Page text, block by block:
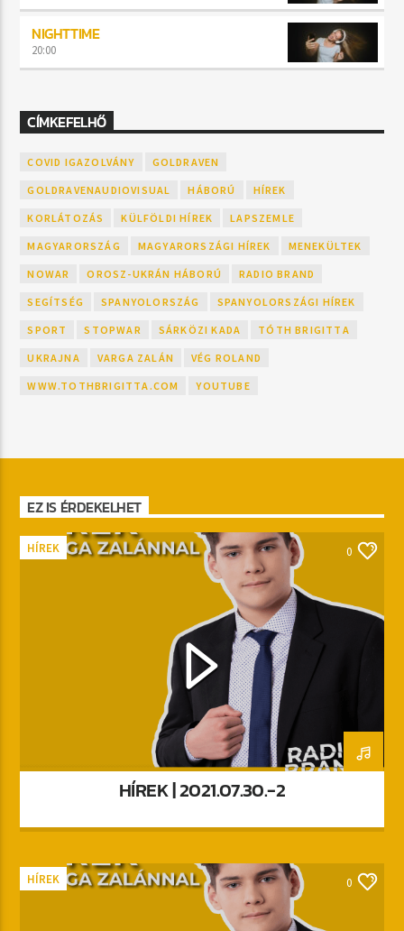
NIGHTTIME
20:00
CÍMKEFELHŐ
COVID IGAZOLVÁNY GOLDRAVEN
GOLDRAVENAUDIOVISUAL HÁBORÚ HÍREK
KORLÁTOZÁS KÜLFÖLDI HÍREK LAPSZEMLE
MAGYARORSZÁG MAGYARORSZÁGI HÍREK MENEKÜLTEK
NOWAR OROSZ-UKRÁN HÁBORÚ RADIO BRAND
SEGÍTSÉG SPANYOLORSZÁG SPANYOLORSZÁGI HÍREK
SPORT STOPWAR SÁRKÖZI KADA TÓTH BRIGITTA
UKRAJNA VARGA ZALÁN VÉG ROLAND
WWW.TOTHBRIGITTA.COM YOUTUBE
EZ IS ÉRDEKELHET
HÍREK 0
HÍREK | 2021.07.30.-2
HÍREK 0